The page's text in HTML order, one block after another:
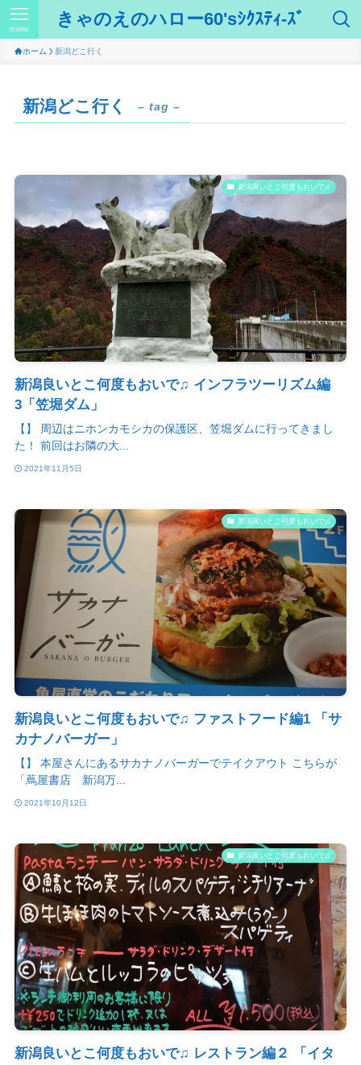
きゃのえのハロー60'sｼｸｽﾃｨ-ｽﾞ
menu
ホーム 新潟どこ行く
新潟どこ行く – tag –
新潟良いとこ何度もおいで♫
新潟良いとこ何度もおいで♫ インフラツーリズム編
3「笠堀ダム」
【】 周辺はニホンカモシカの保護区、笠堀ダムに行ってきまし
た！ 前回はお隣の大...
2021年11月5日
新潟良いとこ何度もおいで♫
新潟良いとこ何度もおいで♫ ファストフード編1 「サ
カナノバーガー」
【】 本屋さんにあるサカナノバーガーでテイクアウト こちらが
「蔦屋書店 新潟万...
2021年10月12日
新潟良いとこ何度もおいで♫
新潟良いとこ何度もおいで♫ レストラン編２ 「イタ